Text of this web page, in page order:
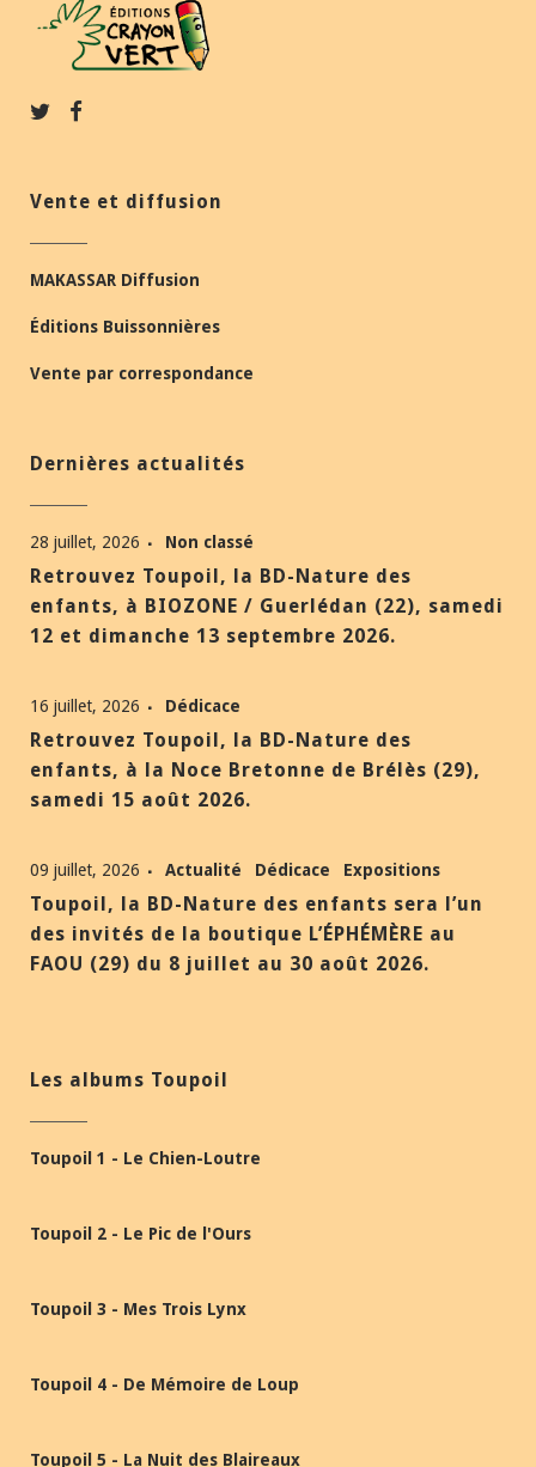
Vente et diffusion
MAKASSAR Diffusion
Éditions Buissonnières
Vente par correspondance
Dernières actualités
28 juillet, 2026 Non classé
Retrouvez Toupoil, la BD-Nature des
enfants, à BIOZONE / Guerlédan (22), samedi
12 et dimanche 13 septembre 2026.
16 juillet, 2026 Dédicace
Retrouvez Toupoil, la BD-Nature des
enfants, à la Noce Bretonne de Brélès (29),
samedi 15 août 2026.
09 juillet, 2026 Actualité Dédicace Expositions
Toupoil, la BD-Nature des enfants sera l’un
des invités de la boutique L’ÉPHÉMÈRE au
FAOU (29) du 8 juillet au 30 août 2026.
Les albums Toupoil
Toupoil 1 - Le Chien-Loutre
Toupoil 2 - Le Pic de l'Ours
Toupoil 3 - Mes Trois Lynx
Toupoil 4 - De Mémoire de Loup
Toupoil 5 - La Nuit des Blaireaux